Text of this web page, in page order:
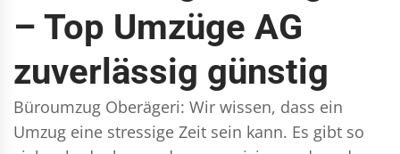
– Top Umzüge AG
zuverlässig günstig
Büroumzug Oberägeri: Wir wissen, dass ein
Umzug eine stressige Zeit sein kann. Es gibt so